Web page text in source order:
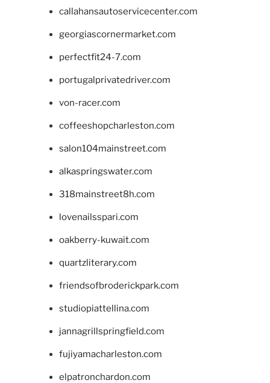
callahansautoservicecenter.com
georgiascornermarket.com
perfectfit24-7.com
portugalprivatedriver.com
von-racer.com
coffeeshopcharleston.com
salon104mainstreet.com
alkaspringswater.com
318mainstreet8h.com
lovenailsspari.com
oakberry-kuwait.com
quartzliterary.com
friendsofbroderickpark.com
studiopiattellina.com
jannagrillspringfield.com
fujiyamacharleston.com
elpatronchardon.com